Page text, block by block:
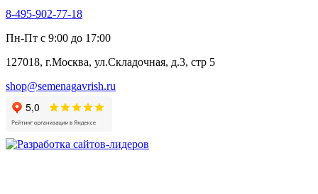
Алтей
Бессмертник
Валериана
Валерианелла
Гибискус лекарственный
Девясил
Душица
Змееголовник
8-495-902-77-18
Пн-Пт с 9:00 до 17:00
127018, г.Москва, ул.Складочная, д.3, стр 5
shop@semenagavrish.ru